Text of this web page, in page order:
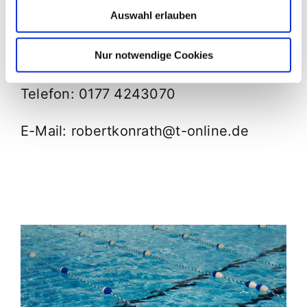
Auswahl erlauben
Nur notwendige Cookies
Anfängerkurs besteht eine Warteliste.
Ansprechpartner: Rober Konrath
Telefon: 0177 4243070
E-Mail: robertkonrath@t-online.de